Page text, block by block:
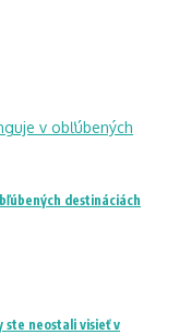
destináciách
ste neostali visieť v